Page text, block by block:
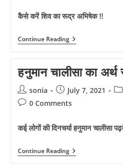
कैसे करें शिव का रूद्र अभिषेक !!
Continue Readingकैसे
करें
!!
हनुमान चालीसा का
Post
author:
sonia
Post
published:
July 7, 2021
Post0 Comments
कई लोगों की दिनचर्या हनुमान चालीसा
Continue Readingहनुमान
चालीसा